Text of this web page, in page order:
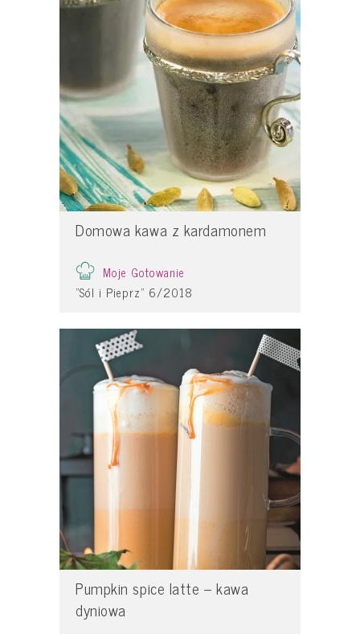
Domowa kawa z kardamonem
Moje Gotowanie
"Sól i Pieprz" 6/2018
Pumpkin spice latte – kawa
dyniowa